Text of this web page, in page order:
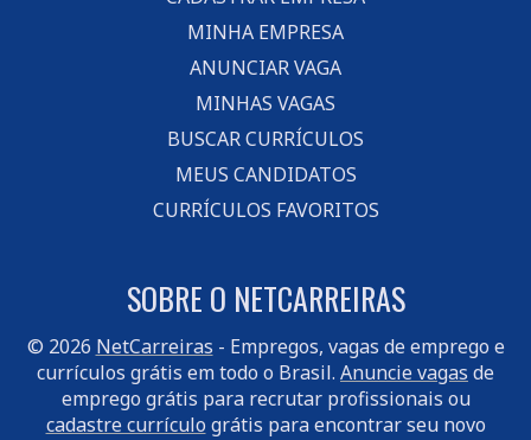
MINHA EMPRESA
ANUNCIAR VAGA
MINHAS VAGAS
BUSCAR CURRÍCULOS
MEUS CANDIDATOS
CURRÍCULOS FAVORITOS
SOBRE O NETCARREIRAS
© 2026 NetCarreiras - Empregos, vagas de emprego e
currículos grátis em todo o Brasil. Anuncie vagas de
emprego grátis para recrutar profissionais ou
cadastre currículo grátis para encontrar seu novo